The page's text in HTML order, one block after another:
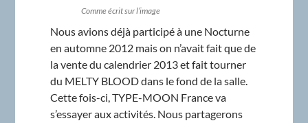
Comme écrit sur l’image
Nous avions déjà participé à une Nocturne
en automne 2012 mais on n’avait fait que de
la vente du calendrier 2013 et fait tourner
du MELTY BLOOD dans le fond de la salle.
Cette fois-ci, TYPE-MOON France va
s’essayer aux activités. Nous partagerons